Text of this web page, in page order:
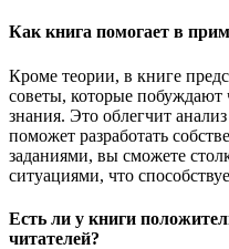
Как книга помогает в
Кроме теории, в книге
советы, которые побуждают
знания. Это облегчит
поможет разработать
заданиями, вы сможете
ситуациями, что
Есть ли у книги
читателей?